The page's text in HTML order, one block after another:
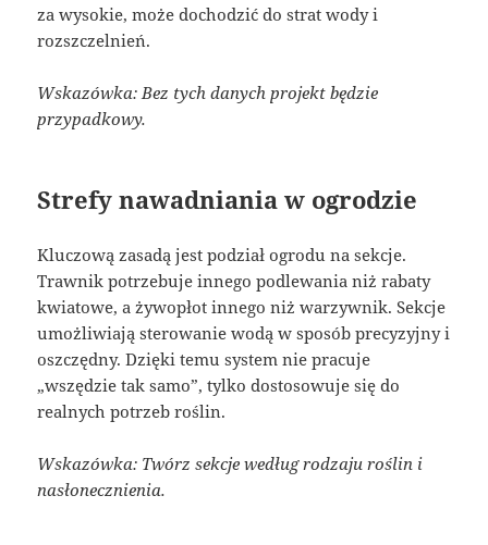
za wysokie, może dochodzić do strat wody i
rozszczelnień.
Wskazówka: Bez tych danych projekt będzie
przypadkowy.
Strefy nawadniania w ogrodzie
Kluczową zasadą jest podział ogrodu na sekcje.
Trawnik potrzebuje innego podlewania niż rabaty
kwiatowe, a żywopłot innego niż warzywnik. Sekcje
umożliwiają sterowanie wodą w sposób precyzyjny i
oszczędny. Dzięki temu system nie pracuje
„wszędzie tak samo”, tylko dostosowuje się do
realnych potrzeb roślin.
Wskazówka: Twórz sekcje według rodzaju roślin i
nasłonecznienia.